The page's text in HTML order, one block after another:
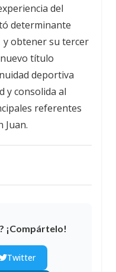
del
determinante
y obtener su tercer
título
deportiva
y consolida al
referentes
Juan.
¡Compártelo!
Twitter